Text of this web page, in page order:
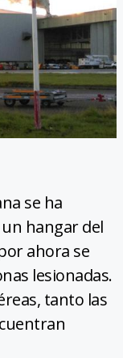
se ha
hangar del
ahora se
lesionadas.
tanto las